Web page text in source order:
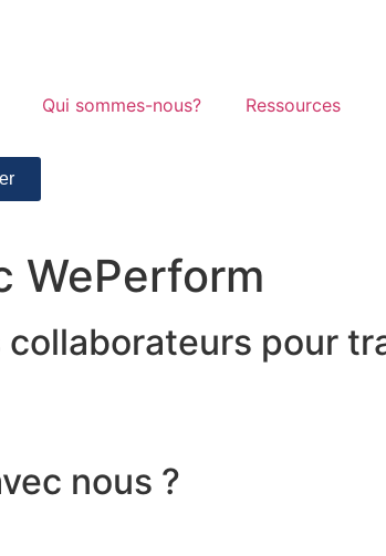
Qui sommes-nous? Ressources
WePerform
pour
nous ?